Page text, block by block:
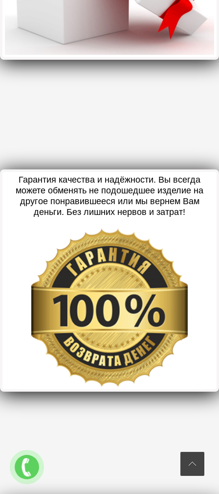
Гарантия качества и надёжности. Вы всегда
можете обменять не подошедшее изделие на
другое понравившееся или мы вернем Вам
деньги. Без лишних нервов и затрат!